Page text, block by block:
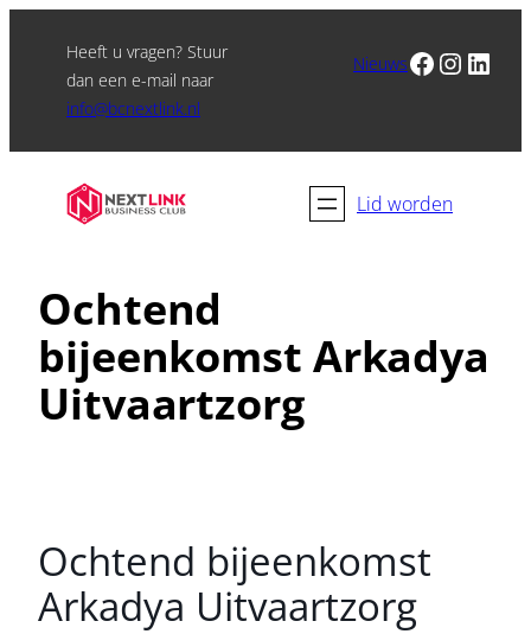
Heeft u vragen? Stuur
dan een e-mail naar
info@bcnextlink.nl
NieuwsFacebook Instagram LinkedIn
Lid worden
Ochtend
bijeenkomst Arkadya
Uitvaartzorg
Ochtend bijeenkomst
Arkadya Uitvaartzorg